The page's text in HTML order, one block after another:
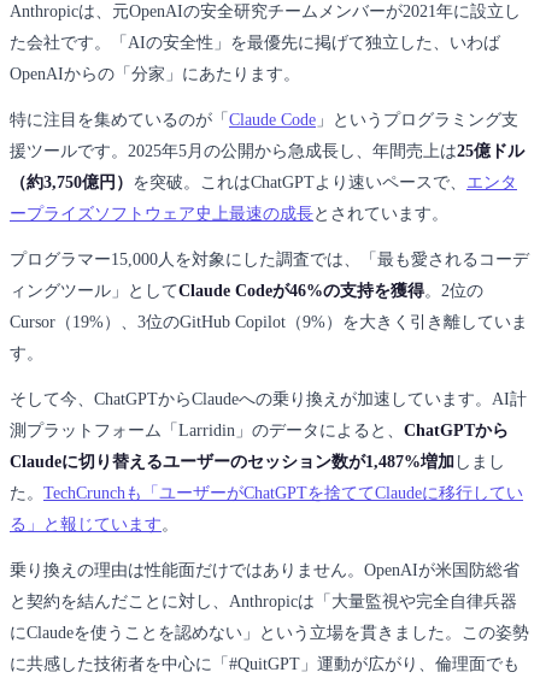
Anthropicは、元OpenAIの安全研究チームメンバーが2021年に設立し
た会社です。「AIの安全性」を最優先に掲げて独立した、いわば
OpenAIからの「分家」にあたります。
特に注目を集めているのが「 Claude Code 」というプログラミング支
援ツールです。2025年5月の公開から急成長し、年間売上は25億ドル
（約3,750億円） を突破。これはChatGPTより速いペースで、 エンタ
ープライズソフトウェア史上最速の成長とされています。
プログラマー15,000人を対象にした調査では、「最も愛されるコーデ
ィングツール」としてClaude Codeが46%の支持を獲得。2位の
Cursor（19%）、3位のGitHub Copilot（9%）を大きく引き離していま
す。
そして今、ChatGPTからClaudeへの乗り換えが加速しています。AI計
測プラットフォーム「Larridin」のデータによると、 ChatGPTから
Claudeに切り替えるユーザーのセッション数が1,487%増加 しまし
た。 TechCrunchも「ユーザーがChatGPTを捨ててClaudeに移行してい
る」と報じています 。
乗り換えの理由は性能面だけではありません。OpenAIが米国防総省
と契約を結んだことに対し、Anthropicは「大量監視や完全自律兵器
にClaudeを使うことを認めない」という立場を貫きました。この姿勢
に共感した技術者を中心に「#QuitGPT」運動が広がり、倫理面でも